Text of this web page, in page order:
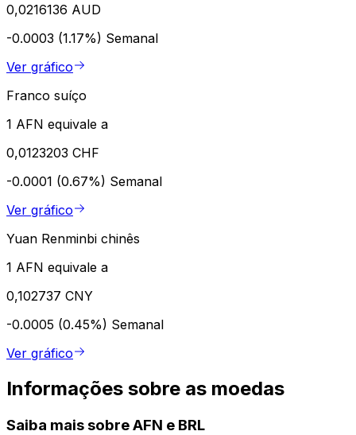
0,0216136 AUD
-0.0003 (1.17%) Semanal
Ver gráfico
Franco suíço
1 AFN equivale a
0,0123203 CHF
-0.0001 (0.67%) Semanal
Ver gráfico
Yuan Renminbi chinês
1 AFN equivale a
0,102737 CNY
-0.0005 (0.45%) Semanal
Ver gráfico
Informações sobre as moedas
Saiba mais sobre AFN e BRL